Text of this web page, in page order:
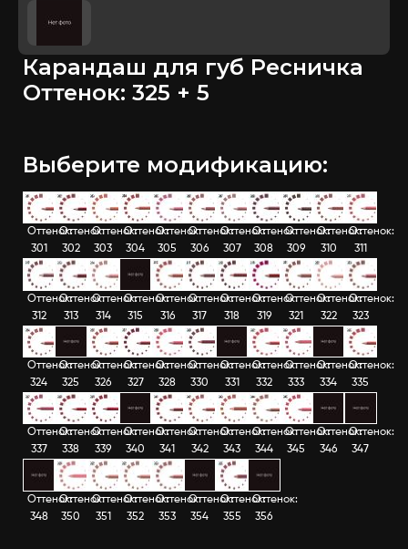
Карандаш для губ Ресничка
Оттенок: 325 + 5
Выберите модификацию:
Оттенок:
301
Оттенок:
302
Оттенок:
303
Оттенок:
304
Оттенок:
305
Оттенок:
306
Оттенок:
307
Оттенок:
308
Оттенок:
309
Оттенок:
310
Оттенок:
311
Оттенок:
312
Оттенок:
313
Оттенок:
314
Оттенок:
315
Оттенок:
316
Оттенок:
317
Оттенок:
318
Оттенок:
319
Оттенок:
321
Оттенок:
322
Оттенок:
323
Оттенок:
324
Оттенок:
325
Оттенок:
326
Оттенок:
327
Оттенок:
328
Оттенок:
330
Оттенок:
331
Оттенок:
332
Оттенок:
333
Оттенок:
334
Оттенок:
335
Оттенок:
337
Оттенок:
338
Оттенок:
339
Оттенок:
340
Оттенок:
341
Оттенок:
342
Оттенок:
343
Оттенок:
344
Оттенок:
345
Оттенок:
346
Оттенок:
347
Оттенок:
348
Оттенок:
350
Оттенок:
351
Оттенок:
352
Оттенок:
353
Оттенок:
354
Оттенок:
355
Оттенок:
356